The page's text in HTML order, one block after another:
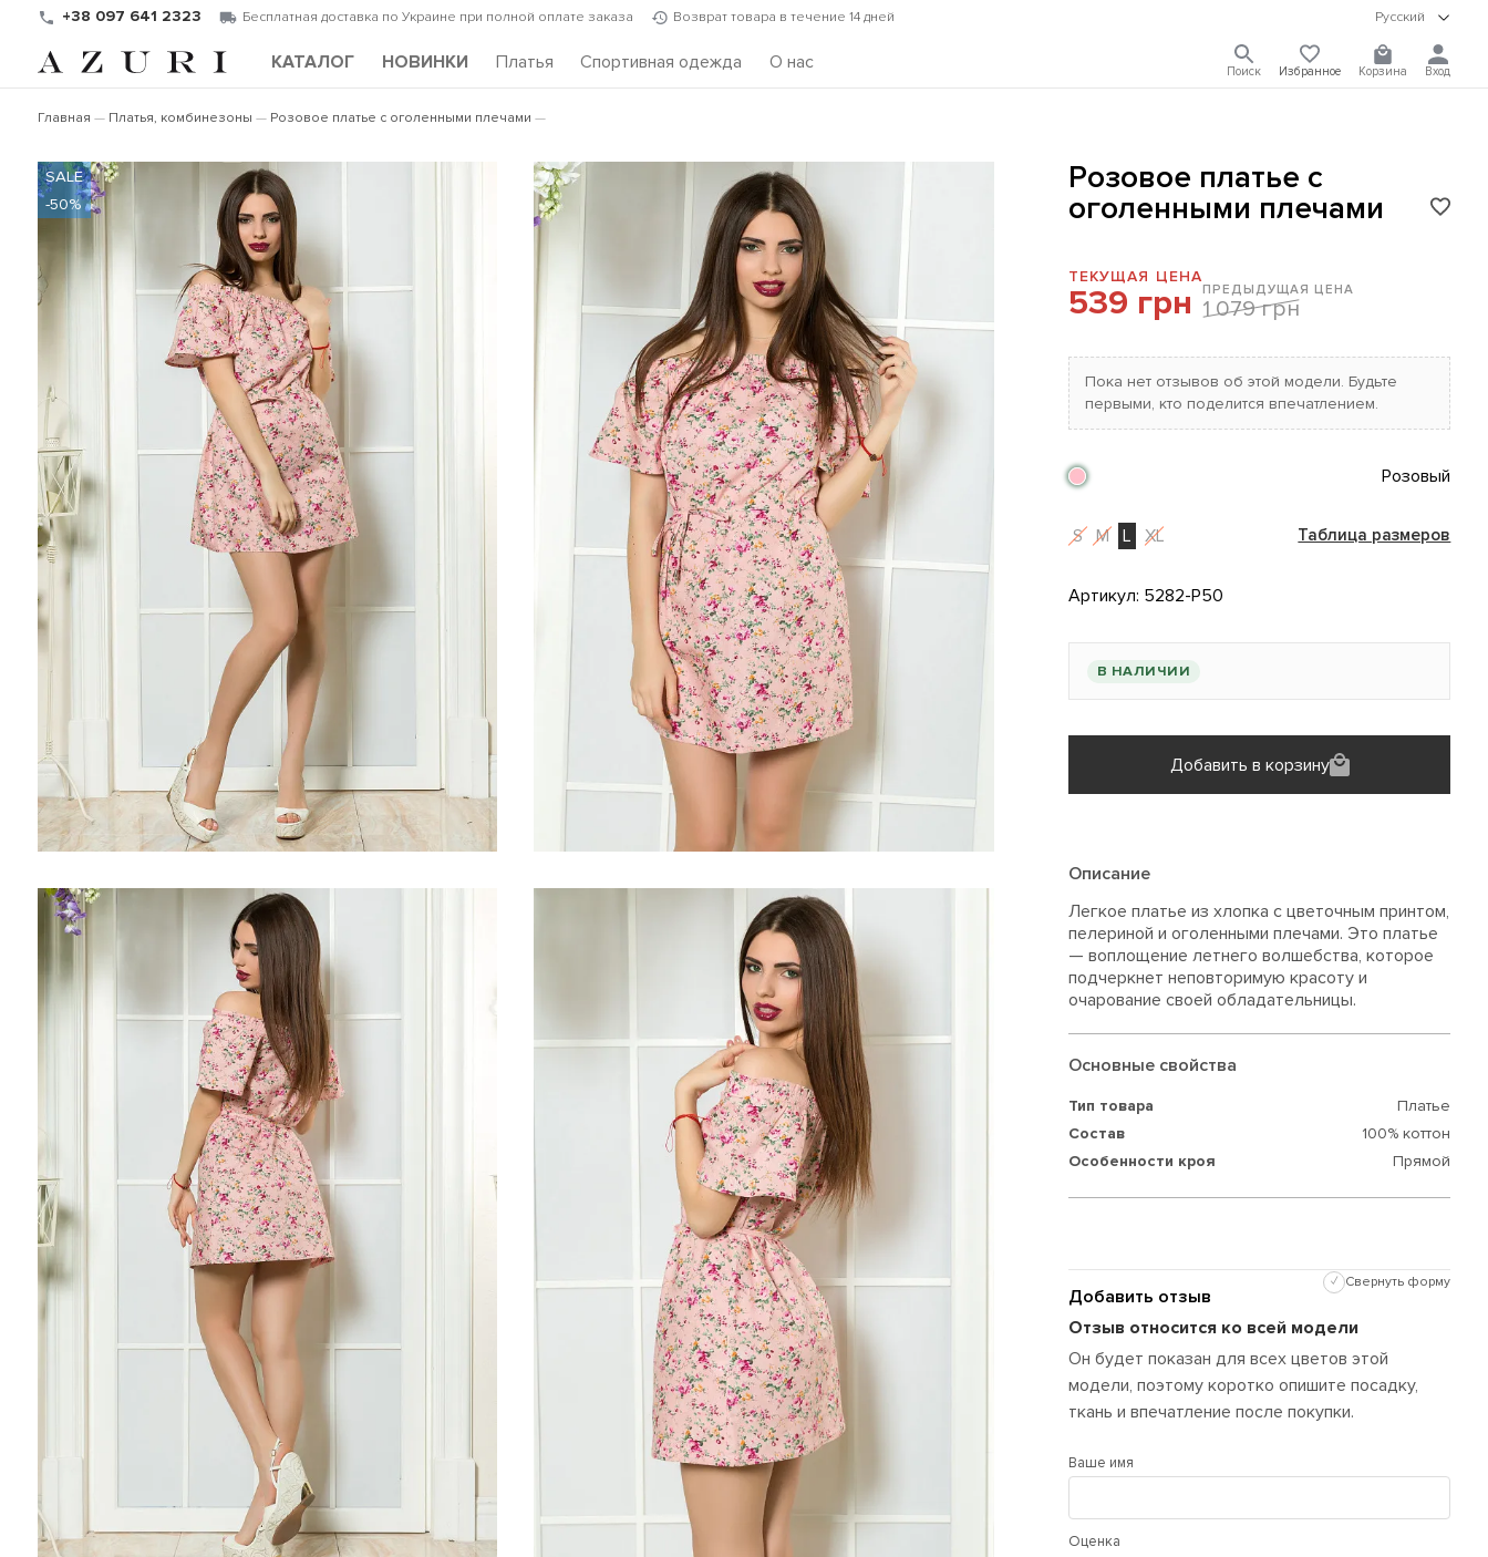
+38 097 641 2323 Бесплатная доставка по Украине при полной оплате заказа Возврат товара в течение 14 дней Русский
КАТАЛОГ НОВИНКИ Платья Спортивная одежда О нас Поиск Избранное Корзина Вход
Главная Платья, комбинезоны Розовое платье с оголенными плечами
Розовое платье с
оголенными плечами
ТЕКУЩАЯ ЦЕНА
539 грн ПРЕДЫДУЩАЯ ЦЕНА
1 079 грн
Пока нет отзывов об этой модели. Будьте
первыми, кто поделится впечатлением.
Розовый
S M L XL Таблица размеров
Артикул: 5282-P50
В НАЛИЧИИ
Добавить в корзину
Описание
Легкое платье из хлопка с цветочным принтом,
пелериной и оголенными плечами. Это платье
— воплощение летнего волшебства, которое
подчеркнет неповторимую красоту и
очарование своей обладательницы.
Основные свойства
Тип товара
Платье
Состав
100% коттон
Особенности кроя
Прямой
Добавить отзыв
✓ Свернуть форму
Отзыв относится ко всей модели
Он будет показан для всех цветов этой
модели, поэтому коротко опишите посадку,
ткань и впечатление после покупки.
Ваше имя
Оценка